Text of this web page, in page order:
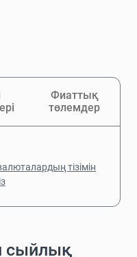
Фиаттық
төлемдер
тізімін
сыйлық